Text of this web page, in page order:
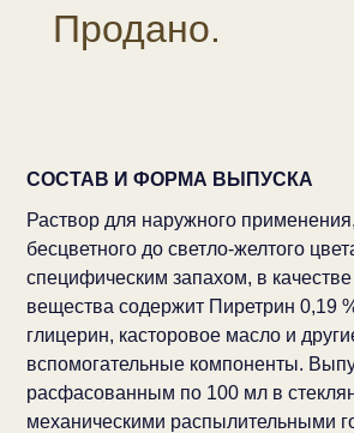
Продано.
СОСТАВ И ФОРМА ВЫПУСКА
Раствор для наружного
бесцветного до светло-желтого
специфическим запахом, в
вещества содержит Пиретрин 0,19
глицерин, касторовое масло и
вспомогательные компоненты.
расфасованным по 100 мл в
механическими распылительными